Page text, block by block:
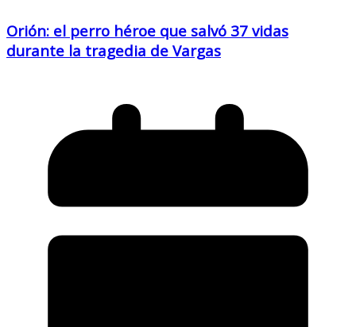
Orión: el perro héroe que salvó 37 vidas
durante la tragedia de Vargas